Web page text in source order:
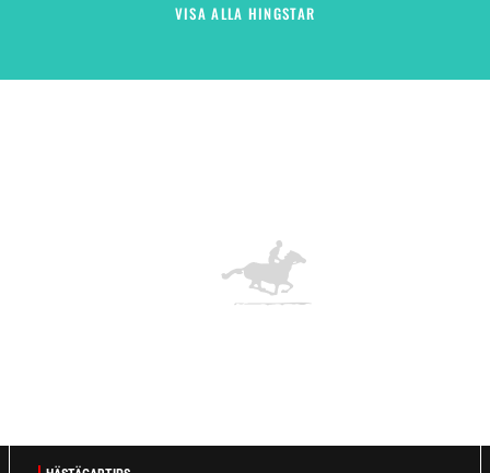
VISA ALLA HINGSTAR